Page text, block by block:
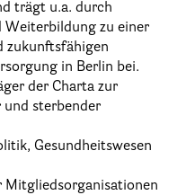
trägt u.a. durch
Weiterbildung zu einer
zukunftsfähigen
in Berlin bei.
der Charta zur
und sterbender
Gesundheitswesen
Mitgliedsorganisationen